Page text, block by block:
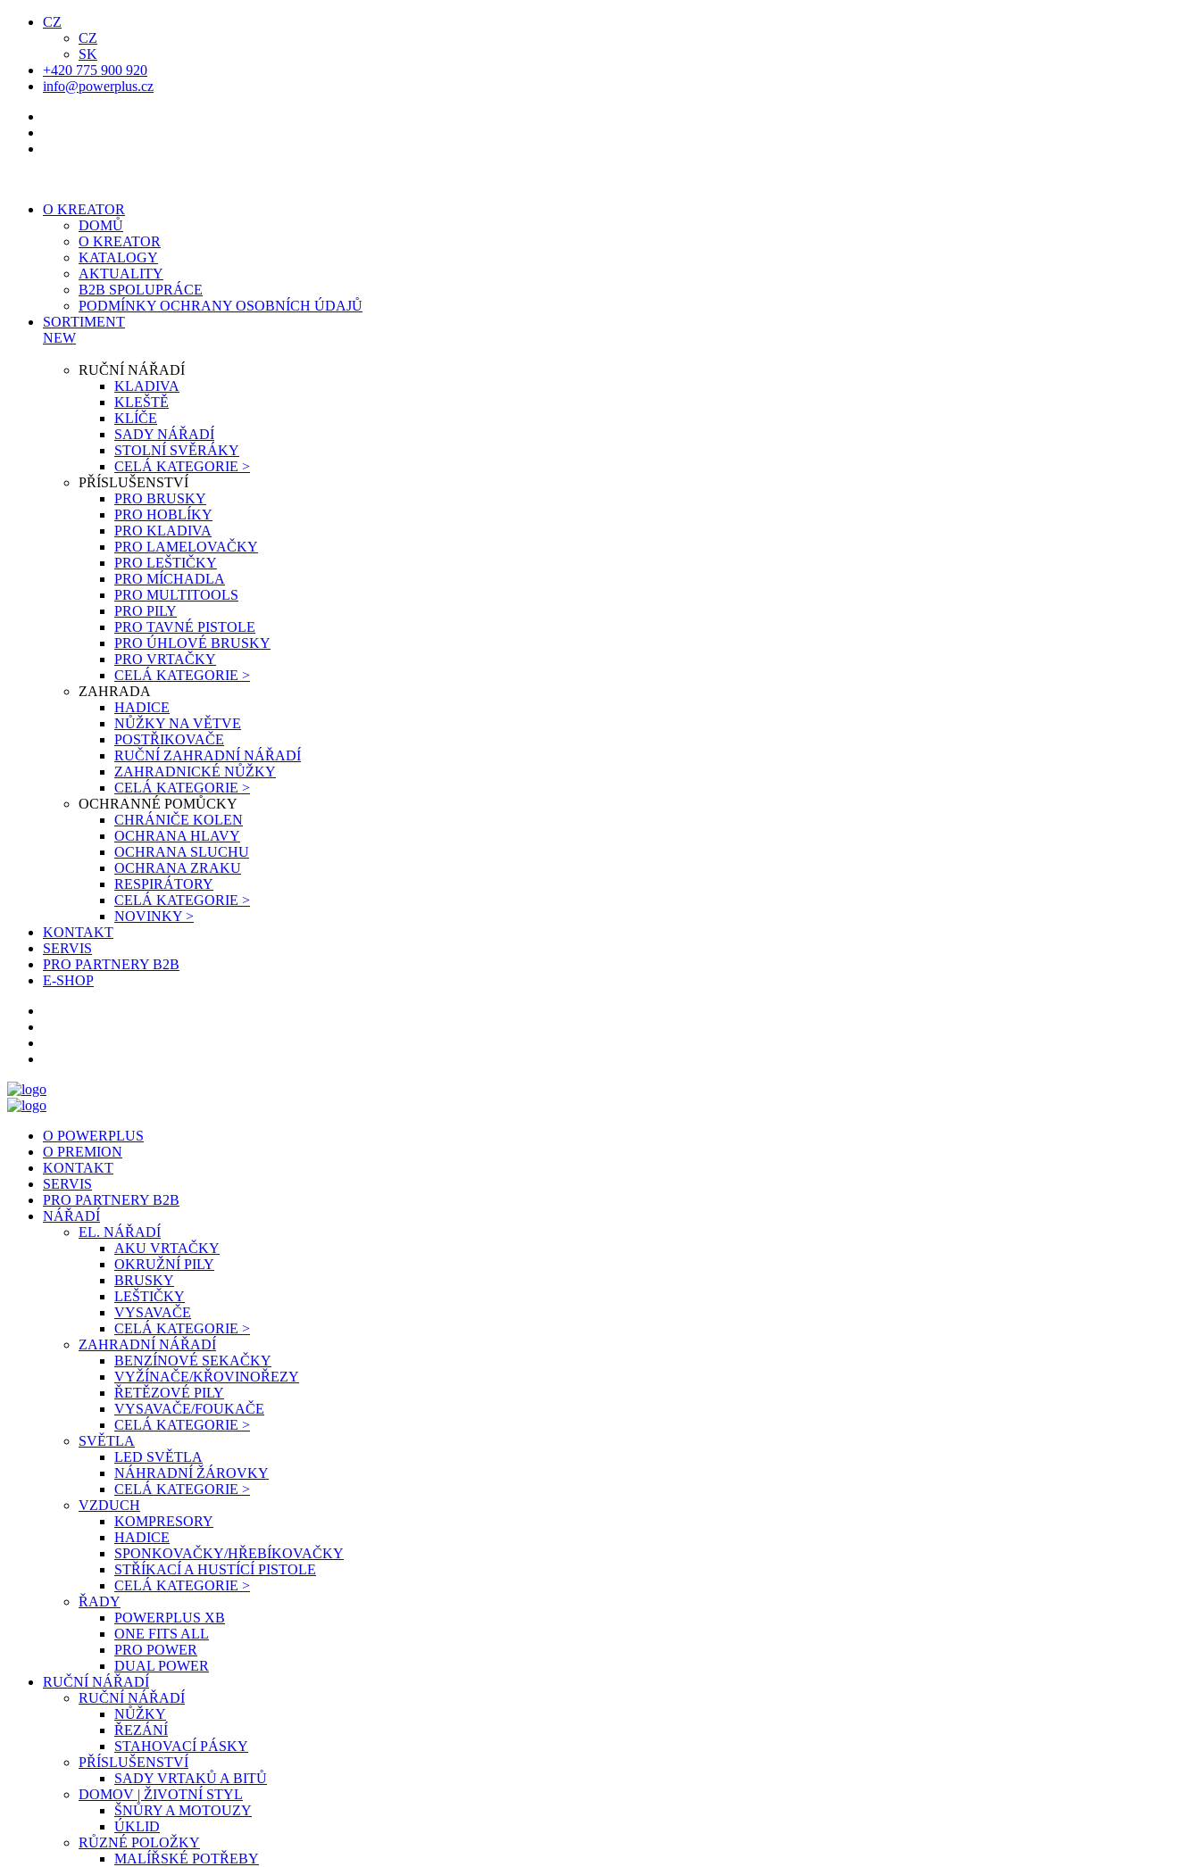
CZ
CZ
SK
+420 775 900 920
info@powerplus.cz
O KREATOR
DOMŮ
O KREATOR
KATALOGY
AKTUALITY
B2B SPOLUPRÁCE
PODMÍNKY OCHRANY OSOBNÍCH ÚDAJŮ
SORTIMENT
NEW
RUČNÍ NÁŘADÍ
KLADIVA
KLEŠTĚ
KLÍČE
SADY NÁŘADÍ
STOLNÍ SVĚRÁKY
CELÁ KATEGORIE >
PŘÍSLUŠENSTVÍ
PRO BRUSKY
PRO HOBLÍKY
PRO KLADIVA
PRO LAMELOVAČKY
PRO LEŠTIČKY
PRO MÍCHADLA
PRO MULTITOOLS
PRO PILY
PRO TAVNÉ PISTOLE
PRO ÚHLOVÉ BRUSKY
PRO VRTAČKY
CELÁ KATEGORIE >
ZAHRADA
HADICE
NŮŽKY NA VĚTVE
POSTŘIKOVAČE
RUČNÍ ZAHRADNÍ NÁŘADÍ
ZAHRADNICKÉ NŮŽKY
CELÁ KATEGORIE >
OCHRANNÉ POMŮCKY
CHRÁNIČE KOLEN
OCHRANA HLAVY
OCHRANA SLUCHU
OCHRANA ZRAKU
RESPIRÁTORY
CELÁ KATEGORIE >
NOVINKY >
KONTAKT
SERVIS
PRO PARTNERY B2B
E-SHOP
O POWERPLUS
O PREMION
KONTAKT
SERVIS
PRO PARTNERY B2B
NÁŘADÍ
EL. NÁŘADÍ
AKU VRTAČKY
OKRUŽNÍ PILY
BRUSKY
LEŠTIČKY
VYSAVAČE
CELÁ KATEGORIE >
ZAHRADNÍ NÁŘADÍ
BENZÍNOVÉ SEKAČKY
VYŽÍNAČE/KŘOVINOŘEZY
ŘETĚZOVÉ PILY
VYSAVAČE/FOUKAČE
CELÁ KATEGORIE >
SVĚTLA
LED SVĚTLA
NÁHRADNÍ ŽÁROVKY
CELÁ KATEGORIE >
VZDUCH
KOMPRESORY
HADICE
SPONKOVAČKY/HŘEBÍKOVAČKY
STŘÍKACÍ A HUSTÍCÍ PISTOLE
CELÁ KATEGORIE >
ŘADY
POWERPLUS XB
ONE FITS ALL
PRO POWER
DUAL POWER
RUČNÍ NÁŘADÍ
RUČNÍ NÁŘADÍ
NŮŽKY
ŘEZÁNÍ
STAHOVACÍ PÁSKY
PŘÍSLUŠENSTVÍ
SADY VRTAKŮ A BITŮ
DOMOV | ŽIVOTNÍ STYL
ŠNŮRY A MOTOUZY
ÚKLID
RŮZNÉ POLOŽKY
MALÍŘSKÉ POTŘEBY